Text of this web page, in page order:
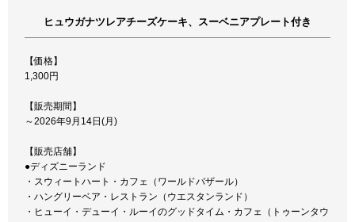
ヒュウガナツレアチーズケーキ、スーベニアプレート付き
【価格】
1,300円
【販売期間】
～2026年9月14日(月)
【販売店舗】
●ディズニーランド
・スウィートハート・カフェ（ワールドバザール）
・ハングリーベア・レストラン（ウエスタンランド）
・ヒューイ・デューイ・ルーイのグッドタイム・カフェ（トゥーンタウ